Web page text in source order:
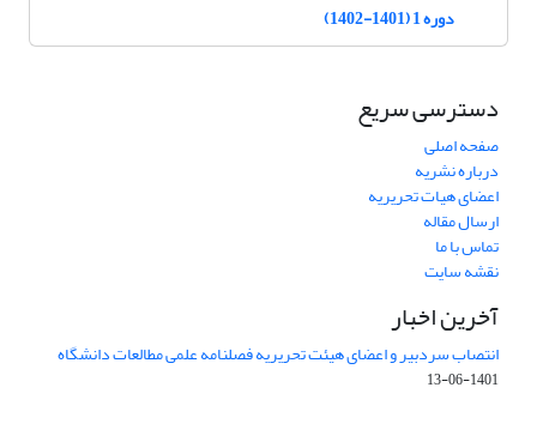
دوره 1 (1401-1402)
دسترسی سریع
صفحه اصلی
درباره نشریه
اعضای هیات تحریریه
ارسال مقاله
تماس با ما
نقشه سایت
آخرین اخبار
انتصاب سردبیر و اعضای هیئت تحریریه فصلنامه علمی مطالعات دانشگاه
1401-06-13